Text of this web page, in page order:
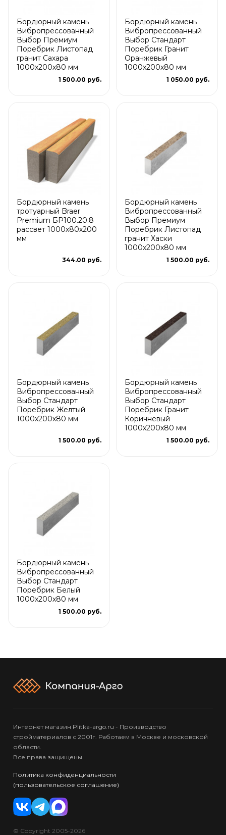
Бордюрный камень
Вибропрессованный
Выбор Премиум
Поребрик Листопад
гранит Сахара
1000х200х80 мм
1 500.00 руб.
Бордюрный камень
Вибропрессованный
Выбор Стандарт
Поребрик Гранит
Оранжевый
1000х200х80 мм
1 050.00 руб.
Бордюрный камень
тротуарный Braer
Premium БР100.20.8
рассвет 1000х80х200
мм
344.00 руб.
Бордюрный камень
Вибропрессованный
Выбор Премиум
Поребрик Листопад
гранит Хаски
1000х200х80 мм
1 500.00 руб.
Бордюрный камень
Вибропрессованный
Выбор Стандарт
Поребрик Желтый
1000х200х80 мм
1 500.00 руб.
Бордюрный камень
Вибропрессованный
Выбор Стандарт
Поребрик Гранит
Коричневый
1000х200х80 мм
1 500.00 руб.
Бордюрный камень
Вибропрессованный
Выбор Стандарт
Поребрик Белый
1000х200х80 мм
1 500.00 руб.
Интернет магазин Plitka-argo.ru - Производство
стройматериалов с 2001г. Работаем в Москве и московской
области.
Все права защищены.
Политика конфиденциальности
(пользовательское соглашение)
© Copyright 2005-2026